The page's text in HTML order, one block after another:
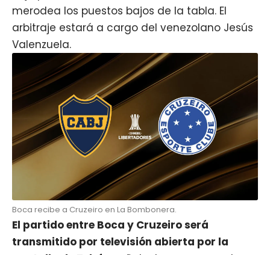
merodea los puestos bajos de la tabla. El
arbitraje estará a cargo del venezolano Jesús
Valenzuela.
Boca recibe a Cruzeiro en La Bombonera.
El partido entre Boca y Cruzeiro será
transmitido por televisión abierta por la